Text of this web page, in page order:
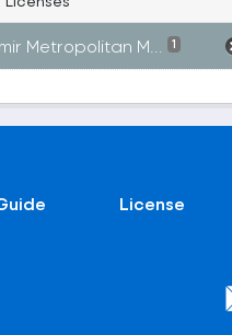
Metropolitan M... 1
License